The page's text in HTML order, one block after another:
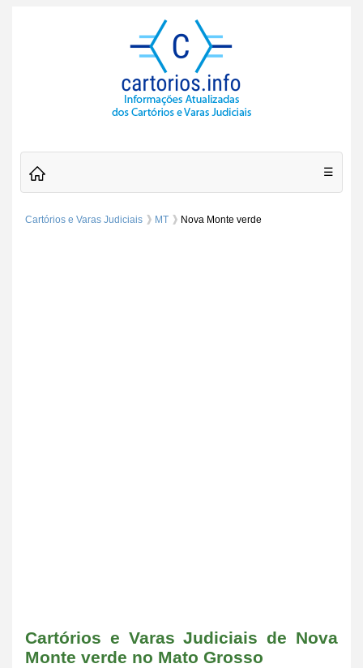
☰
Cartórios e Varas Judiciais MT Nova Monte verde
Cartórios e Varas Judiciais de Nova
Monte verde no Mato Grosso